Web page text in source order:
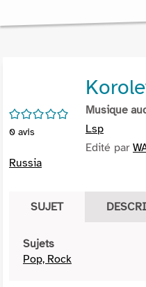
/5
0 avis
Musique
Lsp
Edité par
Russia
SUJET
Sujets
Pop, Rock